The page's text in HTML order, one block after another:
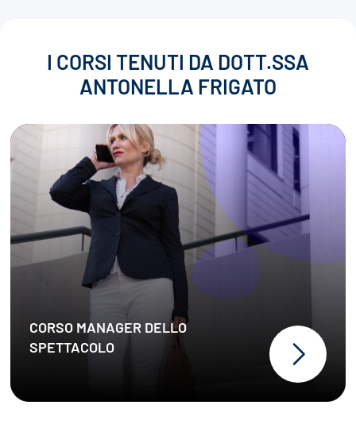
I CORSI TENUTI DA DOTT.SSA
ANTONELLA FRIGATO
CORSO MANAGER DELLO
SPETTACOLO